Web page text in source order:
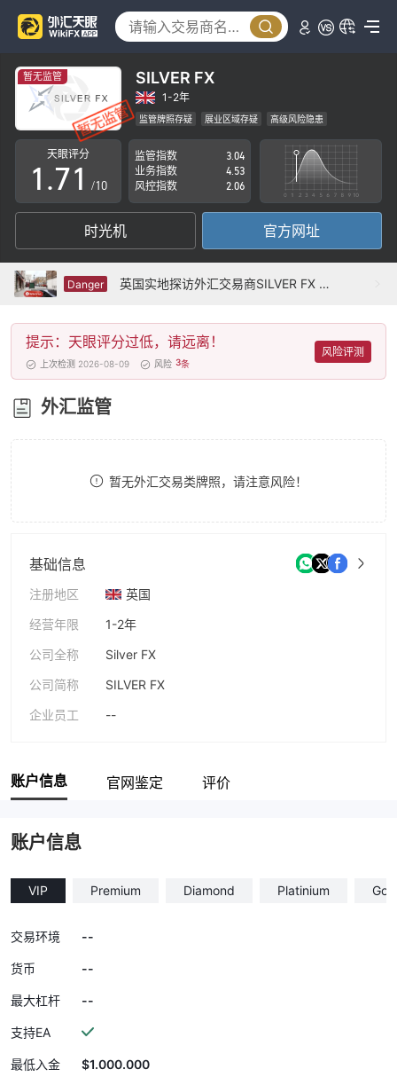
暂无监管 SILVER FX
1-2年
监管牌照存疑 展业区域存疑 高级风险隐患
天眼评分
0
1
2
3
4
5
6
7
8
.
3
4
5
6
7
8
9
0
1
2
3
4
5
6
7
8
/10
监管指数
3.04
业务指数
4.53
风控指数
2.06
时光机 官方网址
Danger 英国实地探访外汇交易商SILVER FX 不存在真实展业场所
提示：天眼评分过低，请远离！
上次检测 2026-08-09 风险 3条
风险评测
外汇监管
暂无外汇交易类牌照，请注意风险！
基础信息
注册地区
英国
经营年限
1-2年
公司全称
Silver FX
公司简称
SILVER FX
企业员工
--
账户信息 官网鉴定 评价
账户信息
VIP Premium Diamond Platinium
交易环境 --
货币 --
最大杠杆 --
支持EA
最低入金 $1.000.000